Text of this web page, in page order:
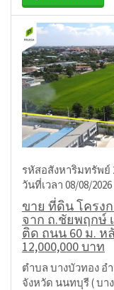
รหัสอสังหาริมทรัพย์
วันที่เวลา 08/08/2026
ขาย ที่ดิน โครง
จาก ถ.ชัยพฤกษ์
ติด ถนน 60 ม. ห
12,000,000 บาท
ตำบล บางบัวทอง อ
จังหวัด นนทบุรี ( บา